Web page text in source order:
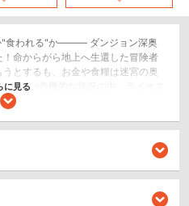
食われる"か――― ダンジョン深奥
命からがら地上へ生還した冒険者
とするも、お金や食糧は迷宮の奥
れない危機的な状況の中、ライオス
自足する！」スライム、バジリス
に見る